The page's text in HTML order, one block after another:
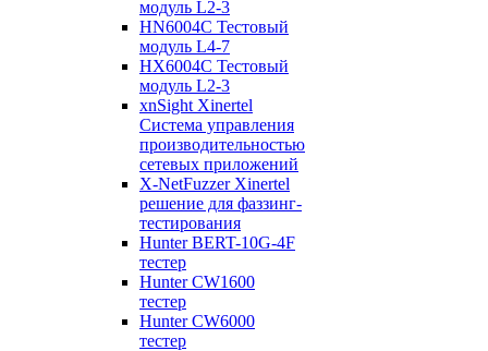
модуль L2-3
HN6004C Тестовый
модуль L4-7
HX6004C Тестовый
модуль L2-3
xnSight Xinertel
Система управления
производительностью
сетевых приложений
X-NetFuzzer Xinertel
решение для фаззинг-
тестирования
Hunter BERT-10G-4F
тестер
Hunter CW1600
тестер
Hunter CW6000
тестер